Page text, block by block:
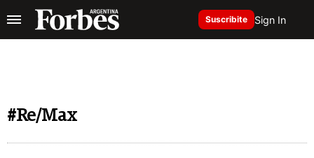
Suscribite Sign In
#Re/Max